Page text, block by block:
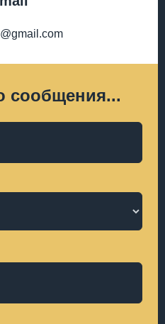
сообщения...